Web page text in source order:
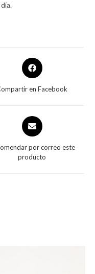
en Facebook
por correo este
producto